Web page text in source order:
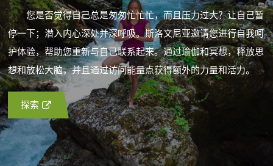
您是否觉得自己总是匆匆忙忙忙，而且压力过大？让自己暂
停一下；潜入内心深处并深呼吸。斯洛文尼亚邀请您进行自我呵
护体验，帮助您重新与自己联系起来。通过瑜伽和冥想，释放思
想和放松大脑，并且通过访问能量点获得额外的力量和活力。
探索